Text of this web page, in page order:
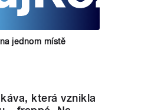
jednom místě
která vznikla